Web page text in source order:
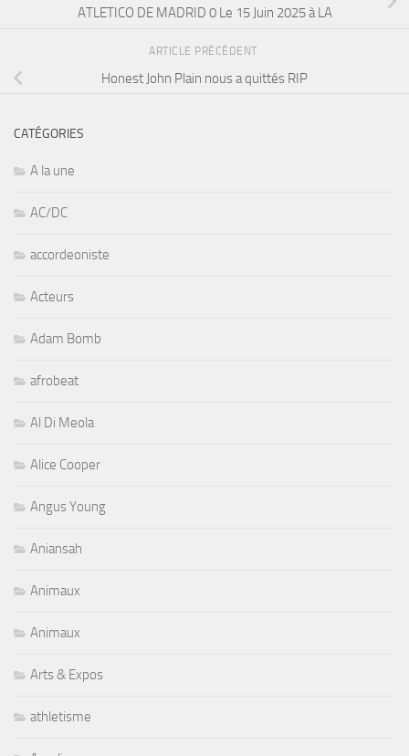
ATLETICO DE MADRID 0 Le 15 Juin 2025 à LA
ARTICLE PRÉCÉDENT
Honest John Plain nous a quittés RIP
CATÉGORIES
A la une
AC/DC
accordeoniste
Acteurs
Adam Bomb
afrobeat
Al Di Meola
Alice Cooper
Angus Young
Aniansah
Animaux
Animaux
Arts & Expos
athletisme